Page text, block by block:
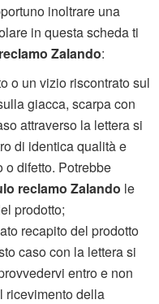
inoltrare una
in questa scheda ti
Zalando:
o un vizio riscontrato sul
giacca, scarpa con
attraverso la lettera si
di identica qualità e
difetto. Potrebbe
reclamo Zalando le
prodotto;
recapito del prodotto
caso con la lettera si
entro e non
ricevimento della